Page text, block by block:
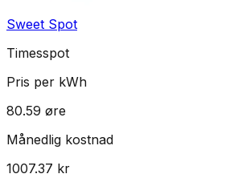
Sweet Spot
Timesspot
Pris per kWh
80.59 øre
Månedlig kostnad
1007.37 kr